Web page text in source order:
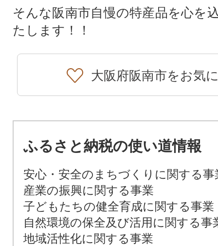
そんな阪南市自慢の特産品を心を
たします！！
大阪府阪南市をお気
ふるさと納税の使い道情報
安心・安全のまちづくりに関する事
産業の振興に関する事業
子どもたちの健全育成に関する事業
自然環境の保全及び活用に関する事
地域活性化に関する事業